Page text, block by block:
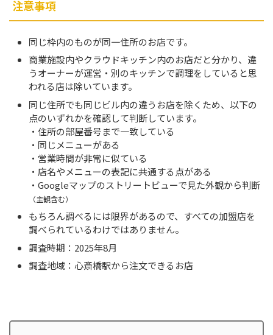
注意事項
同じ枠内のものが同一住所のお店です。
商業施設内やクラウドキッチン内のお店だと分かり、違
うオーナーが運営・別のキッチンで調理をしていると思
われる店は除いています。
同じ住所でも同じビル内の違うお店を除くため、以下の
点のいずれかを確認して判断しています。
・住所の部屋番号まで一致している
・同じメニューがある
・営業時間が非常に似ている
・店名やメニューの表記に共通する点がある
・Googleマップのストリートビューで見た外観から判断
（主観含む）
もちろん調べるには限界があるので、すべての加盟店を
調べられているわけではありません。
調査時期：2025年8月
調査地域：心斎橋駅から注文できるお店